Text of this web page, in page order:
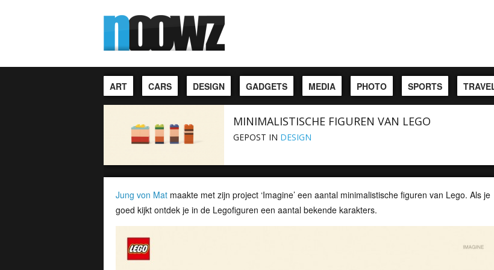
ART CARS DESIGN GADGETS MEDIA PHOTO SPORTS
MINIMALISTISCHE FIGUREN VAN LEGO
GEPOST IN DESIGN
Jung von Mat maakte met zijn project ‘Imagine’ een aantal minimalistische figuren van Lego. Als je
goed kijkt ontdek je in de Legofiguren een aantal bekende karakters.